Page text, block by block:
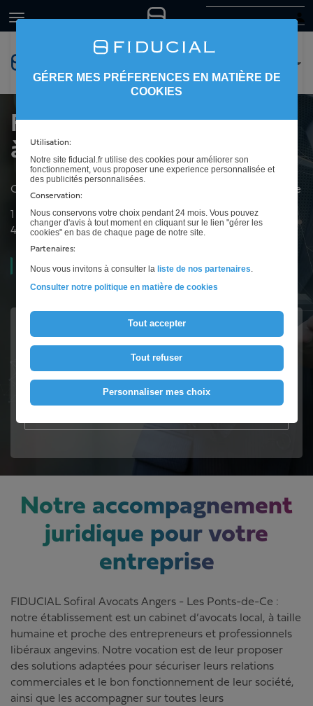
FIDUCIAL Sofiral Avocats
à Angers - Ponts-de-Cé
Cabinet d'avocats pour les entreprises à Les Ponts-de-Ce
1 rue Henri Jarry
49135 Les Ponts-de-Ce
Fermé aujourd'hui
Un avocat proche de vous
Contactez-nous
Notre accompagnement
juridique pour votre
entreprise
FIDUCIAL Sofiral Avocats Angers - Les Ponts-de-Ce :
notre établissement est un cabinet d’avocats local, à taille
humaine et proche des entrepreneurs et professionnels
libéraux angevins. Notre vocation est de leur proposer
des solutions adaptées pour sécuriser leurs relations
commerciales et le bon fonctionnement de leur société,
ainsi que les accompagner sur toutes leurs
GÉRER MES PRÉFERENCES EN MATIÈRE DE
COOKIES
Utilisation:
Notre site fiducial.fr utilise des cookies pour améliorer son
fonctionnement, vous proposer une experience personnalisée et
des publicités personnalisées.
Conservation:
Nous conservons votre choix pendant 24 mois. Vous pouvez
changer d'avis à tout moment en cliquant sur le lien "gérer les
cookies" en bas de chaque page de notre site.
Partenaires:
Nous vous invitons à consulter la liste de nos partenaires.
Consulter notre politique en matière de cookies
Tout accepter
Tout refuser
Personnaliser mes choix